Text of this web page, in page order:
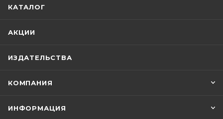
КАТАЛОГ
АКЦИИ
ИЗДАТЕЛЬСТВА
КОМПАНИЯ
ИНФОРМАЦИЯ